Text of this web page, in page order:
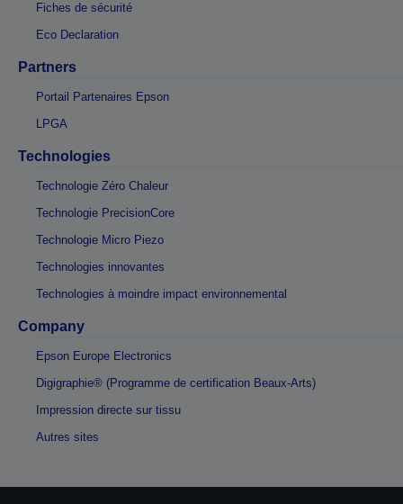
Fiches de sécurité
Eco Declaration
Partners
Portail Partenaires Epson
LPGA
Technologies
Technologie Zéro Chaleur
Technologie PrecisionCore
Technologie Micro Piezo
Technologies innovantes
Technologies à moindre impact environnemental
Company
Epson Europe Electronics
Digigraphie® (Programme de certification Beaux-Arts)
Impression directe sur tissu
Autres sites